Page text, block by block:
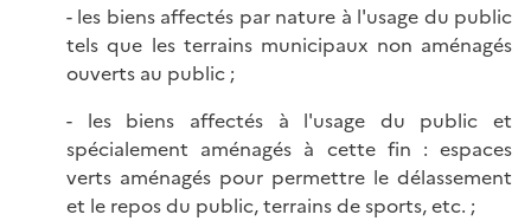
- les biens affectés par nature à l'usage du public
tels que les terrains municipaux non aménagés
ouverts au public ;
- les biens affectés à l'usage du public et
spécialement aménagés à cette fin : espaces
verts aménagés pour permettre le délassement
et le repos du public, terrains de sports, etc. ;